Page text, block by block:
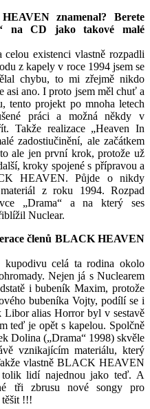
znamenal? Berete
na CD jako takové malé
existenci vlastně rozpadli
z kapely v roce 1994 jsem se
chybu, to mi zřejmě nikdo
asi ano. I proto jsem měl chuť a
tento projekt po mnoha letech
práci a možná někdy v
Takže realizace „Heaven In
zadostiučinění, ale začátkem
ale jen první krok, protože už
kroky spojené s přípravou a
HEAVEN. Půjde o nikdy
z roku 1994. Rozpad
„Drama“ a na který ses
Nuclear.
členů BLACK HEAVEN
celá ta rodina okolo
Nejen já s Nuclearem
i bubeník Maxim, protože
bubeníka Vojty, podílí se i
Libor alias Horror byl v sestavě
teď je opět s kapelou. Spolčně
Dolina („Drama“ 1998) skvěle
vznikajícím materiálu, který
vlastně BLACK HEAVEN
lidí najednou jako teď. A
tři zbrusu nové songy pro
!!!